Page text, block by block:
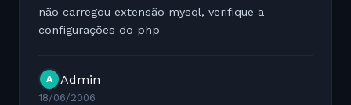
não carregou extensão mysql, verifique a
configurações do php
A Admin
18/06/2006